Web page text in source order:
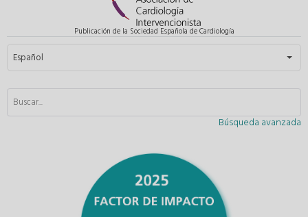
Publicación de la Sociedad Española de Cardiología
Seleccione su idioma
Español
Búsqueda avanzada